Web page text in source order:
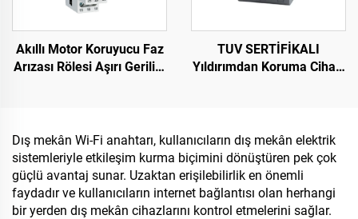
Akıllı Motor Koruyucu Faz
Arızası Rölesi Aşırı Gerilim
TUV SERTİFİKALI
Yıldırımdan Koruma Cihazı
SPD
Dış mekân Wi-Fi anahtarı, kullanıcıların dış mekân elektrik
sistemleriyle etkileşim kurma biçimini dönüştüren pek çok
güçlü avantaj sunar. Uzaktan erişilebilirlik en önemli
faydadır ve kullanıcıların internet bağlantısı olan herhangi
bir yerden dış mekân cihazlarını kontrol etmelerini sağlar.